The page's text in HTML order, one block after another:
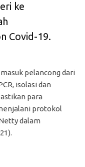
ke
Covid-19.
pelancong dari
isolasi dan
para
protokol
dalam